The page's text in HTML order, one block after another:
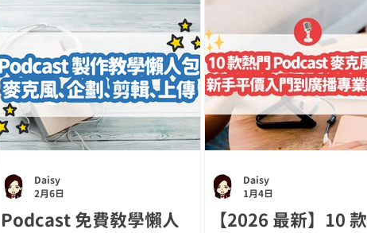
Podcast 免費教學懶人
Daisy
2月6日
【2026 最新】10 款
Daisy
1月4日